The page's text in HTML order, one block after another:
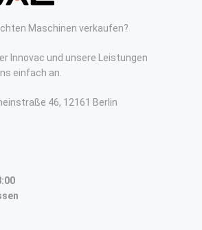
Maschinen verkaufen?
Innovac und unsere Leistungen
einfach an.
46, 12161 Berlin